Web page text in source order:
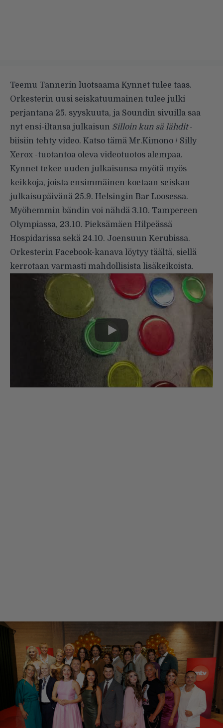
Teemu Tannerin luotsaama Kynnet tulee taas.
Orkesterin uusi seiskatuumainen tulee julki
perjantana 25. syyskuuta, ja Soundin sivuilla saa
nyt ensi-iltansa julkaisun Silloin kun sä lähdit-
biisiin tehty video. Katso tämä Mr.Kimono / Silly
Xerox -tuotantoa oleva videotuotos alempaa.
Kynnet tekee uuden julkaisunsa myötä myös
keikkoja, joista ensimmäinen koetaan seiskan
julkaisupäivänä 25.9. Helsingin Bar Loosessa.
Myöhemmin bändin voi nähdä 3.10. Tampereen
Olympiassa, 23.10. Pieksämäen Hilpeässä
Hospidarissa sekä 24.10. Joensuun Kerubissa.
Orkesterin Facebook-kanava
löytyy täältä, siellä
kerrotaan varmasti mahdollisista lisäkeikoista.